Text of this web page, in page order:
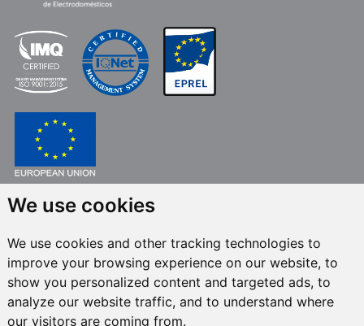
We use cookies
We use cookies and other tracking technologies to
improve your browsing experience on our website, to
show you personalized content and targeted ads, to
analyze our website traffic, and to understand where
our visitors are coming from.
FONDO EUROPEO DE DESARROLLO REGIONAL
FRECAN S.L.U.en el marco del Programa ICEX Next, ha contado con el apoyo
de ICEX y con la cofinanciación del fondo europeo FEDER. La finalidad de
este apoyo es contribuir al desarrollo internacional de la empresa y de su
entorno.